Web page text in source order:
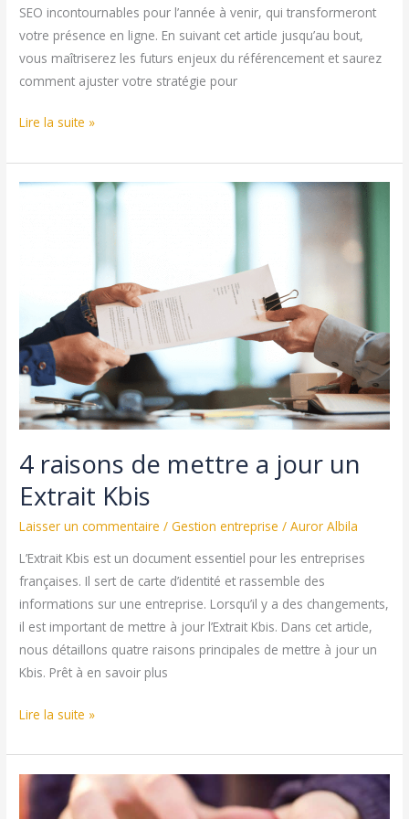
SEO incontournables pour l’année à venir, qui transformeront
votre présence en ligne. En suivant cet article jusqu’au bout,
vous maîtriserez les futurs enjeux du référencement et saurez
comment ajuster votre stratégie pour
SEO
Les
Tendances
Lire la suite »
4 raisons de mettre a jour un
Extrait Kbis
Laisser un commentaire /Gestion entreprise /Auror Albila
L’Extrait Kbis est un document essentiel pour les entreprises
françaises. Il sert de carte d’identité et rassemble des
informations sur une entreprise. Lorsqu’il y a des changements,
il est important de mettre à jour l’Extrait Kbis. Dans cet article,
nous détaillons quatre raisons principales de mettre à jour un
Kbis. Prêt à en savoir plus
4
de
mettre
Lire la suite »